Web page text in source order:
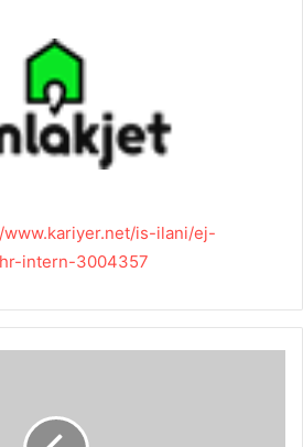
www.kariyer.net/is-ilani/ej-
intern-3004357